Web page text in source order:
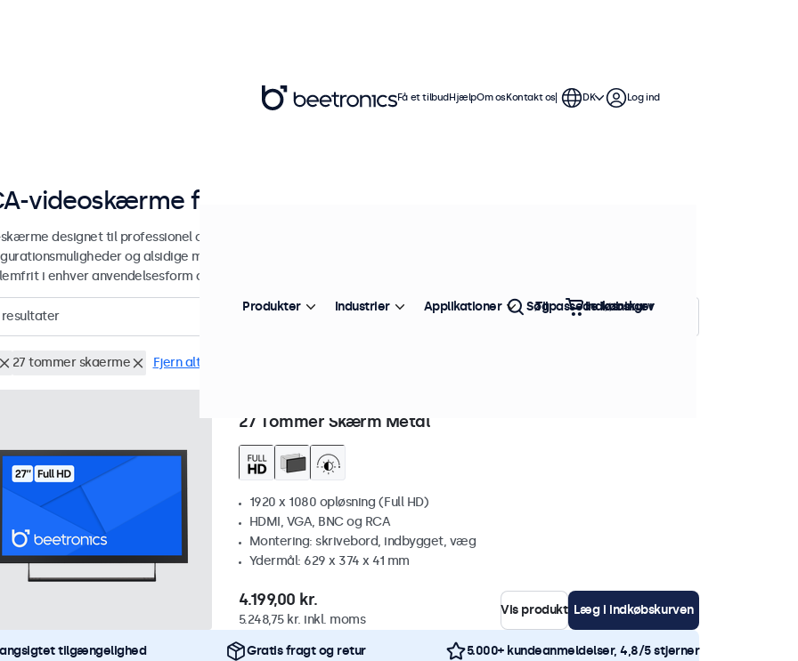
videoskærme fra 7 til 32 tommer
skærme designet til professionel og kontinuerlig brug. Vores RCA-skærme tilbyder omfattende
og alsidige monteringsmuligheder, hvilket gør dem nemme at integrere
i enhver anvendelsesform og ethvert miljø.
resultater Sorter efter: Popularitet
27 tommer skaerme Fjern alt
27 Tommer Skærm Metal
1920 x 1080 opløsning (Full HD)
HDMI, VGA, BNC og RCA
Montering: skrivebord, indbygget, væg
Ydermål: 629 x 374 x 41 mm
4.199,00 kr.
5.248,75 kr. inkl. moms
Vis produkt Læg i indkøbskurven
tilgængelighed Gratis fragt og retur 5.000+ kundeanmeldelser, 4,8/5 stjerner
Få et tilbudHjælpOm osKontakt os DK Log ind
Produkter Industrier Applikationer Tilpassede løsninger
Søg Indkøbskurv